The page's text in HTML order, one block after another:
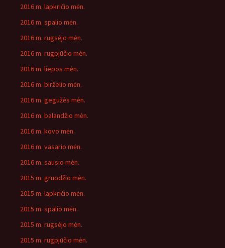
2016 m. lapkričio mėn.
2016 m. spalio mėn.
2016 m. rugsėjo mėn.
2016 m. rugpjūčio mėn.
2016 m. liepos mėn.
2016 m. birželio mėn.
2016 m. gegužės mėn.
2016 m. balandžio mėn.
2016 m. kovo mėn.
2016 m. vasario mėn.
2016 m. sausio mėn.
2015 m. gruodžio mėn.
2015 m. lapkričio mėn.
2015 m. spalio mėn.
2015 m. rugsėjo mėn.
2015 m. rugpjūčio mėn.